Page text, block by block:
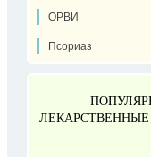
ОРВИ
Псориаз